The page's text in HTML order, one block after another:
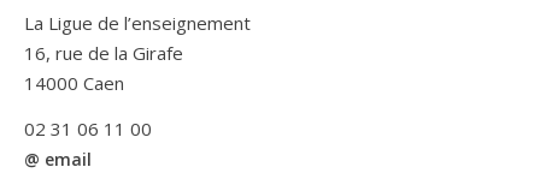
La Ligue de l’enseignement
16, rue de la Girafe
14000 Caen
02 31 06 11 00
@ email